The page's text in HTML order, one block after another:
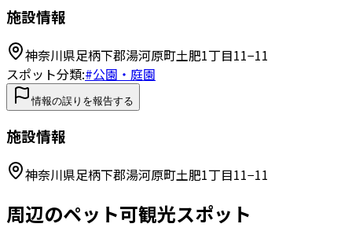
施設情報
神奈川県足柄下郡湯河原町土肥1丁目11−11
スポット分類:#公園・庭園
情報の誤りを報告する
施設情報
神奈川県足柄下郡湯河原町土肥1丁目11−11
周辺のペット可観光スポット